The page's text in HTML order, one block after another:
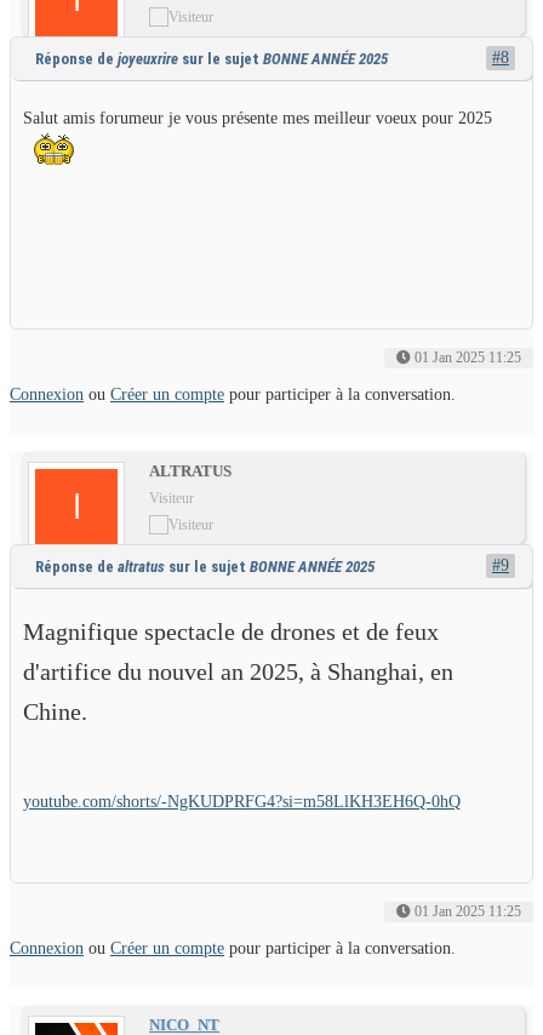
Réponse de joyeuxrire sur le sujet BONNE ANNÉE 2025
Salut amis forumeur je vous présente mes meilleur voeux pour 2025
01 Jan 2025 11:25
#8
Connexion ou Créer un compte pour participer à la conversation.
ALTRATUS
Visiteur
Réponse de altratus sur le sujet BONNE ANNÉE 2025
Magnifique spectacle de drones et de feux
d'artifice du nouvel an 2025, à Shanghai, en
Chine.
youtube.com/shorts/-NgKUDPRFG4?si=m58LlKH3EH6Q-0hQ
01 Jan 2025 11:25
#9
Connexion ou Créer un compte pour participer à la conversation.
NICO_NT